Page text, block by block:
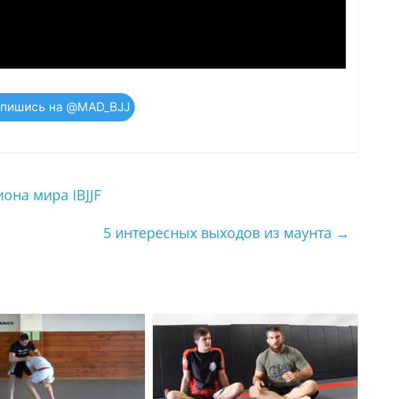
на @MAD_BJJ
мира IBJJF
5 интересных выходов из маунта →